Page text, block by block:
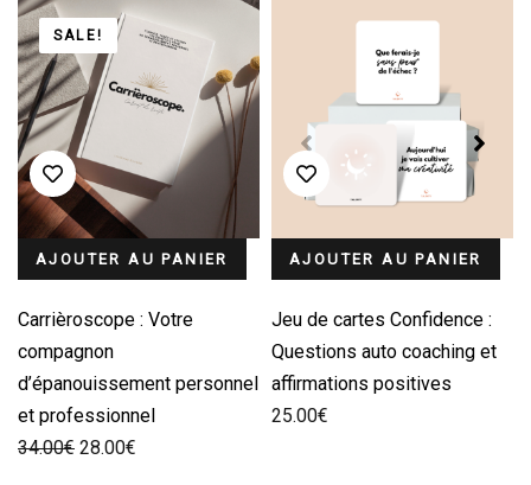
SALE!
AJOUTER AU PANIER
Carrièroscope : Votre
compagnon
d’épanouissement personnel
et professionnel
34.00€
Le
28.00€
Le
AJOUTER AU PANIER
Jeu de cartes Confidence :
Questions auto coaching et
affirmations positives
25.00€